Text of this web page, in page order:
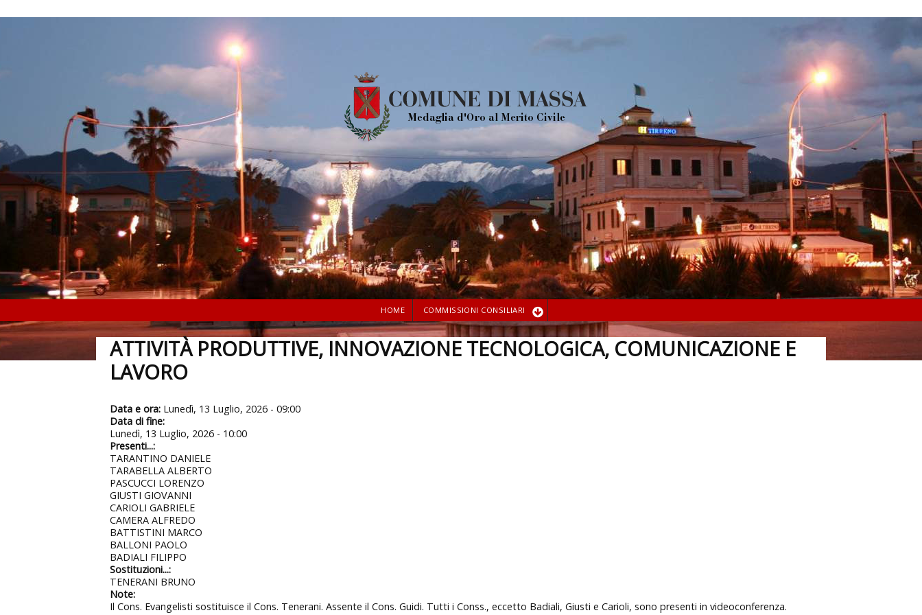
HOME COMMISSIONI CONSILIARI
ATTIVITÀ PRODUTTIVE, INNOVAZIONE TECNOLOGICA, COMUNICAZIONE E
LAVORO
Data e ora: Lunedì, 13 Luglio, 2026 - 09:00
Data di fine:
Lunedì, 13 Luglio, 2026 - 10:00
Presenti...:
TARANTINO DANIELE
TARABELLA ALBERTO
PASCUCCI LORENZO
GIUSTI GIOVANNI
CARIOLI GABRIELE
CAMERA ALFREDO
BATTISTINI MARCO
BALLONI PAOLO
BADIALI FILIPPO
Sostituzioni...:
TENERANI BRUNO
Note:
Il Cons. Evangelisti sostituisce il Cons. Tenerani. Assente il Cons. Guidi. Tutti i Conss., eccetto Badiali, Giusti e Carioli, sono presenti in videoconferenza.